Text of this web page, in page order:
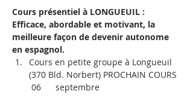
Cours présentiel à LONGUEUIL :
Efficace, abordable et motivant, la
meilleure façon de devenir autonome
en espagnol.
Cours en petite groupe à Longueuil
(370 Bld. Norbert) PROCHAIN COURS
06      septembre